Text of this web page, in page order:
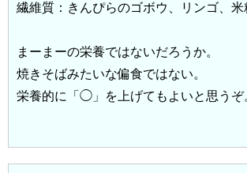
繊維質：きんぴらのゴボウ、リンゴ、米
まーまーの栄養ではないだろうか。
焼きそばみたいな偏食ではない。
栄養的に「◯」を上げてもよいと思うぞ